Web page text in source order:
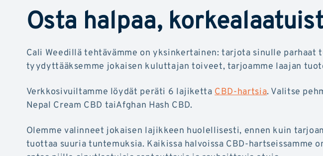
Osta halpaa,
Cali Weedillä tehtävämme on yksinkertainen: tarjota sinulle parhaat
tyydyttääksemme jokaisen kuluttajan toiveet, tarjoamme laajan
Verkkosivuiltamme löydät peräti 6 lajiketta CBD-hartsia. Valitse
Nepal Cream CBD taiAfghan Hash CBD.
Olemme valinneet jokaisen lajikkeen huolellisesti, ennen kuin
tuottaa suuria tuntemuksia. Kaikissa halvoissa CBD-hartseissamme